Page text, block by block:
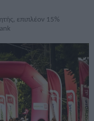
επιπλέον 15%